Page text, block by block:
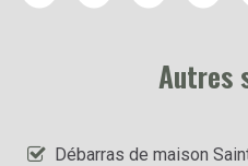
Autres
Débarras de maison